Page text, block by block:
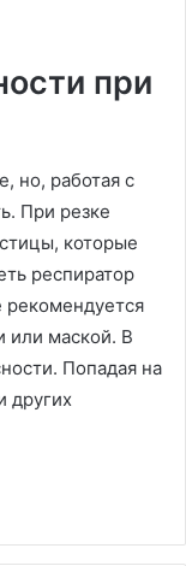
при
но, работая с
При резке
которые
респиратор
рекомендуется
или маской. В
Попадая на
других